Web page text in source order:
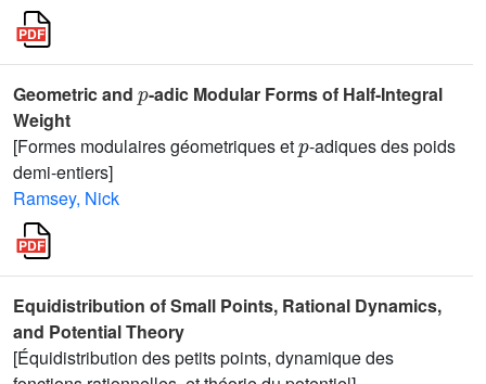
Geometric and
-adic Modular Forms of Half-Integral
Weight
[Formes modulaires géometriques et -adiques des poids
demi-entiers]
Ramsey, Nick
Equidistribution of Small Points, Rational Dynamics,
and Potential Theory
[Équidistribution des petits points, dynamique des